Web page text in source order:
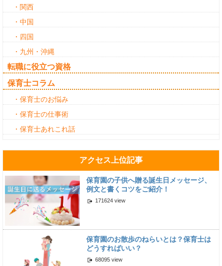
・関西
・中国
・四国
・九州・沖縄
転職に役立つ資格
保育士コラム
・保育士のお悩み
・保育士の仕事術
・保育士あれこれ話
アクセス上位記事
保育園の子供へ贈る誕生日メッセージ、
例文と書くコツをご紹介！
171624 view
保育園のお散歩のねらいとは？保育士は
どうすればいい？
68095 view